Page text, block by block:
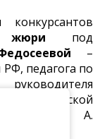
жюри под
–
педагога по
Тульской
И. А.